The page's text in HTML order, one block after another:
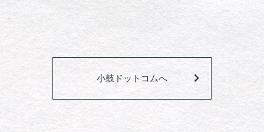
小鼓ドットコムへ